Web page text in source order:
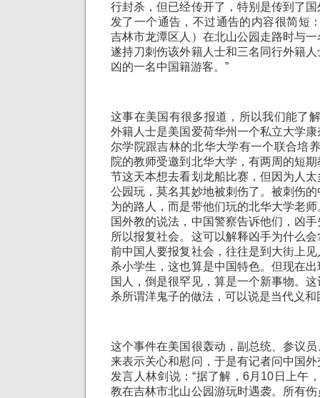
行封杀，但已经传开了，特别是传到了
发了一个通告，不过通告的内容很简短
吉林市龙潭区人）在北山公园走路时与
遂持刀刺伤该外籍人士和三名同行外籍
凶的一名中国籍游客。”
这事在美国有很多报道，所以我们能了
外籍人士是美国爱荷华州一个私立大学
尔学院跟吉林的北华大学有一个联合培
院的教师受邀到北华大学，有两周的短
节这天本想去看划龙船比赛，但因为人
公园玩，莫名其妙地被刺伤了。被刺伤
为的路人，而是带他们玩的北华大学老
国外教的说法，中国警察告诉他们，凶
所以报复社会。这可以解释凶手为什么
前中国人要报复社会，往往是到大街上
杀小学生，这也算是中国特色。但现在
国人，倒是很罕见，算是一个新事物。
杀所谓洋鬼子的做法，可以说是当代义和
这个事件在美国很轰动，副总统、参议
来表示关心和慰问，于是有记者问中国
发言人林剑说：“据了解，6月10日上午
教在吉林市北山公园游玩时遇袭。所有